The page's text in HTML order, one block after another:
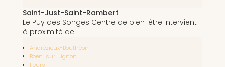
Saint-Just-Saint-Rambert
Le Puy des Songes Centre de bien-être intervient
à proximité de :
Andrézieux-Bouthéon
Boën-sur-Lignon
Feurs